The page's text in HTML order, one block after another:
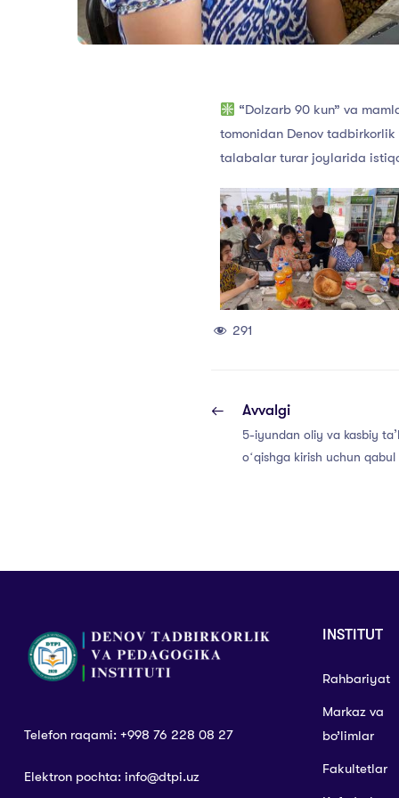
“Dolzarb 90 kun” va
tomonidan Denov
talabalar turar joylarida
291
Avvalgi
5-iyundan oliy va kasbiy
oʻqishga kirish uchun
Telefon raqami: +998 76 228 08 27
Elektron pochta: info@dtpi.uz
INSTITUT
Rahbariyat
Markaz va
bo’limlar
Fakultetlar